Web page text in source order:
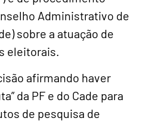
Administrativo de
sobre a atuação de
eleitorais.
afirmando haver
da PF e do Cade para
de pesquisa de